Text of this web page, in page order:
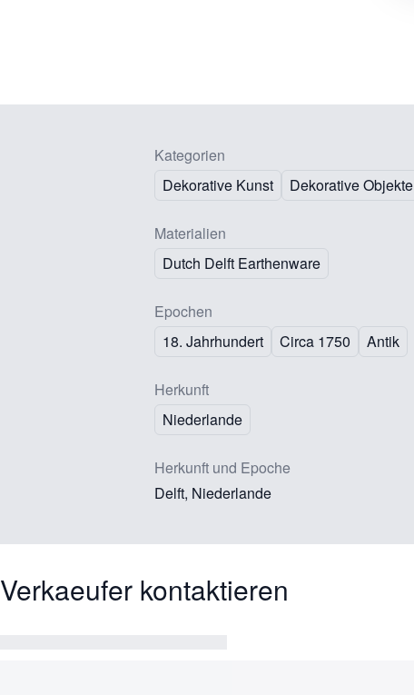
Kategorien
Dekorative Kunst
Dekorative Objekte
Materialien
Dutch Delft Earthenware
Epochen
18. Jahrhundert
Circa 1750 Antik
Herkunft
Niederlande
Herkunft und Epoche
Delft, Niederlande
Verkaeufer kontaktieren